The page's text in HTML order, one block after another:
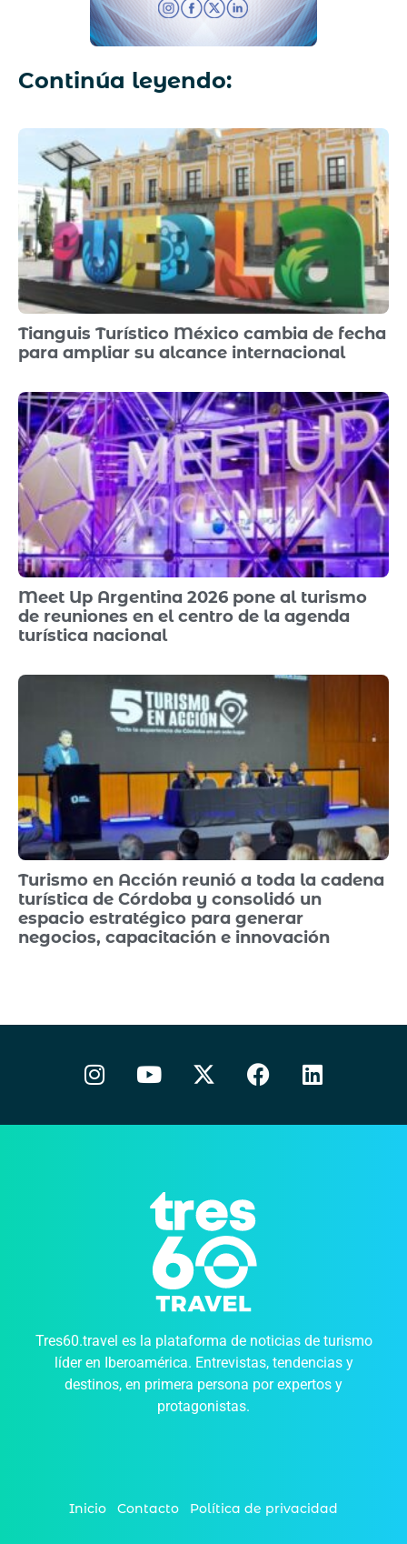
Continúa leyendo:
Tianguis Turístico México cambia de fecha
para ampliar su alcance internacional
Meet Up Argentina 2026 pone al turismo
de reuniones en el centro de la agenda
turística nacional
Turismo en Acción reunió a toda la cadena
turística de Córdoba y consolidó un
espacio estratégico para generar
negocios, capacitación e innovación
Tres60.travel es la plataforma de noticias de turismo
líder en Iberoamérica. Entrevistas, tendencias y
destinos, en primera persona por expertos y
protagonistas.
Inicio Contacto Política de privacidad